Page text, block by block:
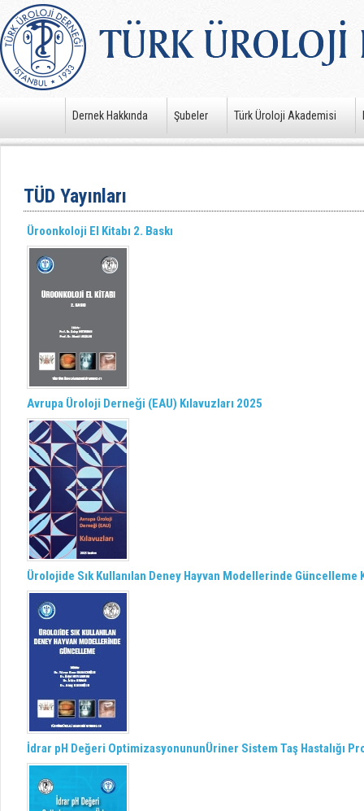
Dernek Hakkında Şubeler Türk Üroloji Akademisi
TÜD Yayınları
Üroonkoloji El Kitabı 2. Baskı
Avrupa Üroloji Derneği (EAU) Kılavuzları 2025
Ürolojide Sık Kullanılan Deney Hayvan Modellerinde Güncelleme
İdrar pH Değeri OptimizasyonununÜriner Sistem Taş Hastalığı